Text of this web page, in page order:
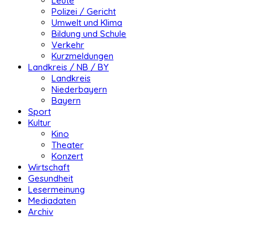
Polizei / Gericht
Umwelt und Klima
Bildung und Schule
Verkehr
Kurzmeldungen
Landkreis / NB / BY
Landkreis
Niederbayern
Bayern
Sport
Kultur
Kino
Theater
Konzert
Wirtschaft
Gesundheit
Lesermeinung
Mediadaten
Archiv